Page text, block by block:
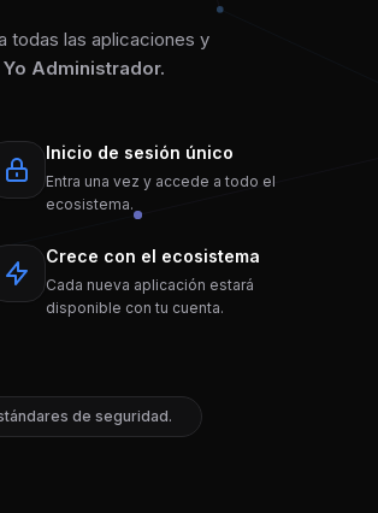
todas las aplicaciones y
Administrador.
Inicio de sesión único
Entra una vez y accede a todo el
ecosistema.
Crece con el ecosistema
Cada nueva aplicación estará
disponible con tu cuenta.
de seguridad.